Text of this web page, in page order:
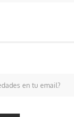
en tu email?